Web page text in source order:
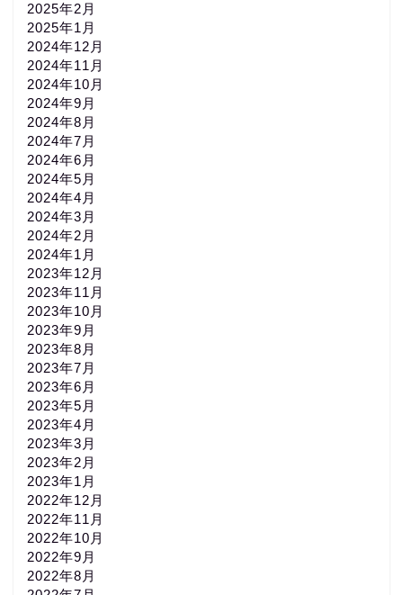
2025年2月
2025年1月
2024年12月
2024年11月
2024年10月
2024年9月
2024年8月
2024年7月
2024年6月
2024年5月
2024年4月
2024年3月
2024年2月
2024年1月
2023年12月
2023年11月
2023年10月
2023年9月
2023年8月
2023年7月
2023年6月
2023年5月
2023年4月
2023年3月
2023年2月
2023年1月
2022年12月
2022年11月
2022年10月
2022年9月
2022年8月